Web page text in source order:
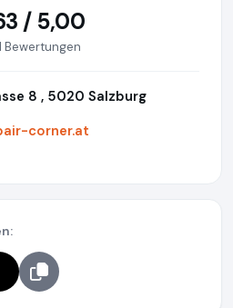
/ 5,00
Bewertungen
8 , 5020 Salzburg
corner.at